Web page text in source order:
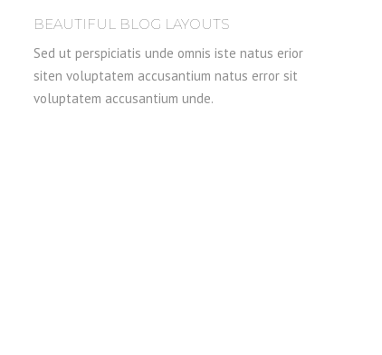
BEAUTIFUL BLOG LAYOUTS
Sed ut perspiciatis unde omnis iste natus erior
siten voluptatem accusantium natus error sit
voluptatem accusantium unde.